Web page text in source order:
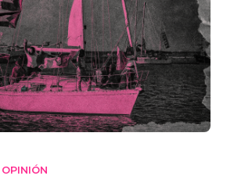
OPINIÓN